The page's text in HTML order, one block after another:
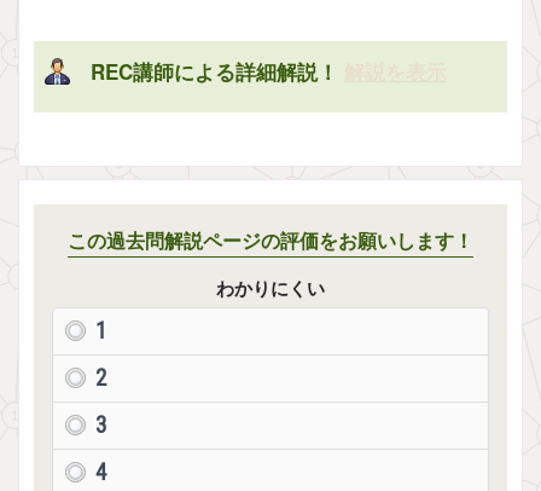
REC講師による詳細解説！
この過去問解説ページの評価をお願いします！
わかりにくい
1
2
3
4